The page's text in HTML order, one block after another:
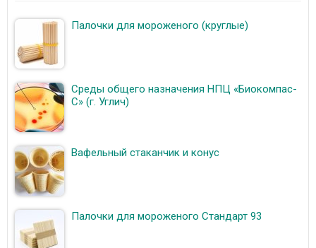
Палочки для мороженого (круглые)
Среды общего назначения НПЦ «Биокомпас-
С» (г. Углич)
Вафельный стаканчик и конус
Палочки для мороженого Стандарт 93